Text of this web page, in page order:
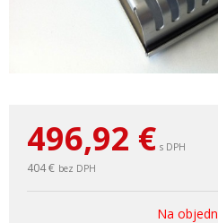
496,92 € s DPH
404 € bez DPH
Na